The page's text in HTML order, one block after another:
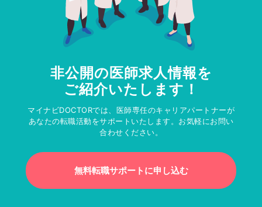
非公開の医師求人情報を
ご紹介いたします！
マイナビDOCTORでは、医師専任のキャリアパートナーが
あなたの転職活動をサポートいたします。お気軽にお問い
合わせください。
無料転職サポートに申し込む